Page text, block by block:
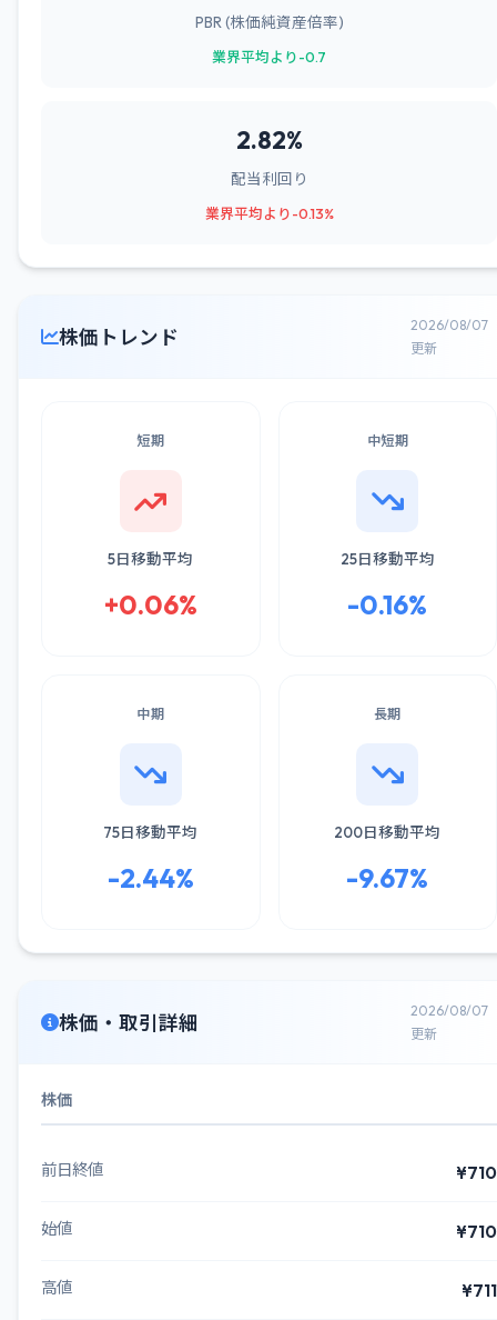
PBR (株価純資産倍率)
業界平均より-0.7
2.82%
配当利回り
業界平均より-0.13%
株価トレンド
2026/08/07
更新
短期
5日移動平均
+0.06%
中短期
25日移動平均
-0.16%
中期
75日移動平均
-2.44%
長期
200日移動平均
-9.67%
株価・取引詳細
2026/08/07
更新
株価
前日終値 ¥710
始値 ¥710
高値 ¥711